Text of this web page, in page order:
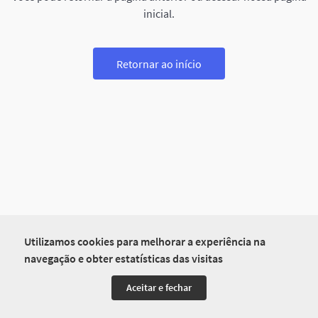
Utilizamos cookies para melhorar a experiência na
navegação e obter estatísticas das visitas
Aceitar e fechar
inicial.
Retornar ao início